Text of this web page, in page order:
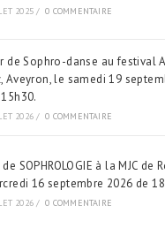
2025 / 0 COMMENTAIRE
de Sophro-danse au festival
Aveyron, le samedi 19
2026 / 0 COMMENTAIRE
SOPHROLOGIE à la MJC de
16 septembre 2026 de
2026 / 0 COMMENTAIRE